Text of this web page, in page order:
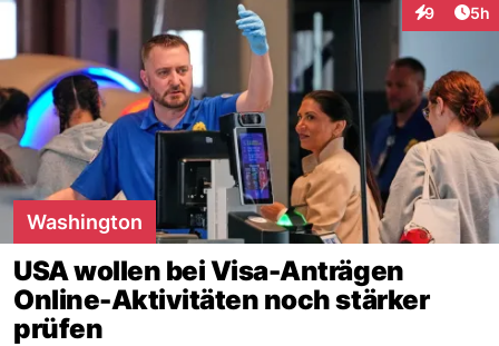
9 5h
Washington
USA wollen bei Visa-Anträgen
Online-Aktivitäten noch stärker
prüfen